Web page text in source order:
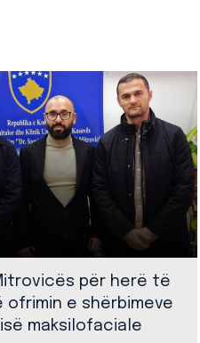
për herë të
ofrimin e shërbimeve
maksilofaciale